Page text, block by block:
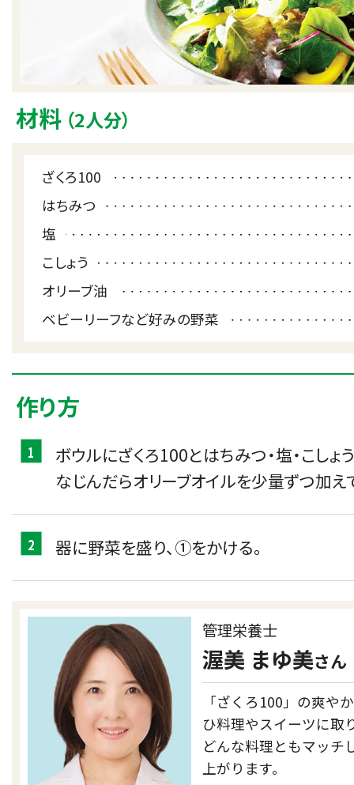
材料 （2人分）
ざくろ100
はちみつ
塩
こしょう
オリーブ油
ベビーリーフなど好みの野菜
作り方
1
ボウルにざくろ100とはちみつ・塩・こし
なじんだらオリーブオイルを少量ずつ加え
2 器に野菜を盛り、①をかける。
管理栄養士
渥美 まゆ美さん
「ざくろ100」の爽や
ひ料理やスイーツに取
どんな料理ともマッチ
上がります。